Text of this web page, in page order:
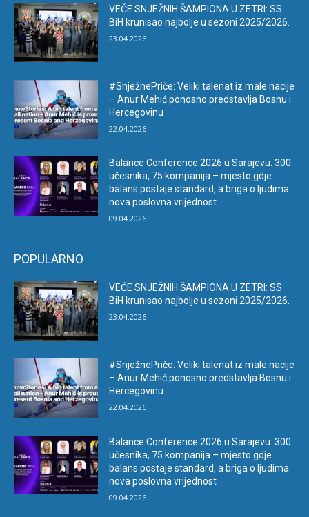
VEČE SNJEŽNIH ŠAMPIONA U ZETRI: SS
BiH krunisao najbolje u sezoni 2025/2026.
23.04.2026
#SnježnePriče: Veliki talenat iz male nacije
– Anur Mehić ponosno predstavlja Bosnu i
Hercegovinu
22.04.2026
Balance Conference 2026 u Sarajevu: 300
učesnika, 75 kompanija – mjesto gdje
balans postaje standard, a briga o ljudima
nova poslovna vrijednost
09.04.2026
POPULARNO
VEČE SNJEŽNIH ŠAMPIONA U ZETRI: SS
BiH krunisao najbolje u sezoni 2025/2026.
23.04.2026
#SnježnePriče: Veliki talenat iz male nacije
– Anur Mehić ponosno predstavlja Bosnu i
Hercegovinu
22.04.2026
Balance Conference 2026 u Sarajevu: 300
učesnika, 75 kompanija – mjesto gdje
balans postaje standard, a briga o ljudima
nova poslovna vrijednost
09.04.2026